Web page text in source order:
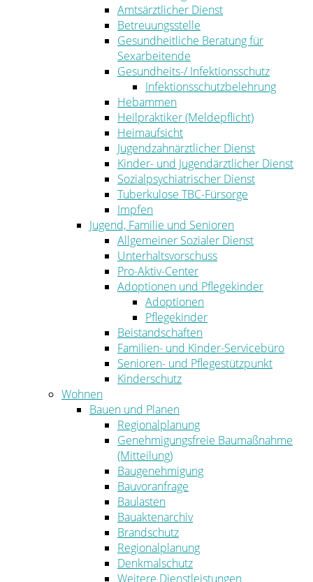
Amtsärztlicher Dienst
Betreuungsstelle
Gesundheitliche Beratung für
Sexarbeitende
Gesundheits-/ Infektionsschutz
Infektionsschutzbelehrung
Hebammen
Heilpraktiker (Meldepflicht)
Heimaufsicht
Jugendzahnärztlicher Dienst
Kinder- und Jugendärztlicher Dienst
Sozialpsychiatrischer Dienst
Tuberkulose TBC-Fürsorge
Impfen
Jugend, Familie und Senioren
Allgemeiner Sozialer Dienst
Unterhaltsvorschuss
Pro-Aktiv-Center
Adoptionen und Pflegekinder
Adoptionen
Pflegekinder
Beistandschaften
Familien- und Kinder-Servicebüro
Senioren- und Pflegestützpunkt
Kinderschutz
Wohnen
Bauen und Planen
Regionalplanung
Genehmigungsfreie Baumaßnahme
(Mitteilung)
Baugenehmigung
Bauvoranfrage
Baulasten
Bauaktenarchiv
Brandschutz
Regionalplanung
Denkmalschutz
Weitere Dienstleistungen